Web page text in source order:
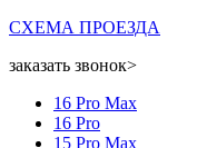
СХЕМА ПРОЕЗДА
заказать звонок>
16 Pro Max
16 Pro
15 Pro Max